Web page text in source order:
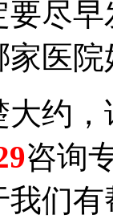
尽
家医院
约
咨询
们